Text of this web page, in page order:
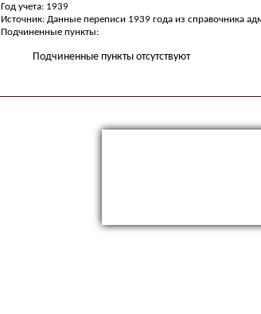
Год учета: 1939
Источник: Данные переписи 1939 года из справочника
Подчиненные пункты:
Подчиненные пункты отсутствуют